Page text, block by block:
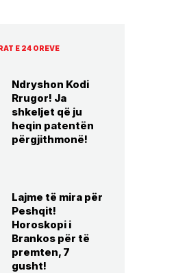
E 24 OREVE
Ndryshon Kodi
Rrugor! Ja
shkeljet që ju
heqin patentën
përgjithmonë!
Lajme të mira për
Peshqit!
Horoskopi i
Brankos për të
premten, 7
gusht!